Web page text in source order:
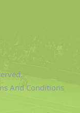
And Conditions